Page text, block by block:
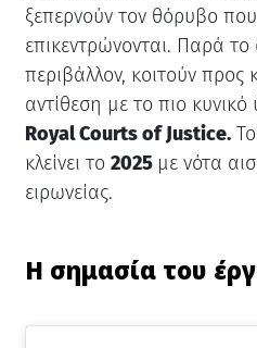
ξεπερνούν τον θόρυβο που
επικεντρώνονται. Παρά
περιβάλλον, κοιτούν προς
αντίθεση με το πιο
Royal Courts of Justice.Το
κλείνει το 2025 με νότα
ειρωνείας.
Η σημασία του